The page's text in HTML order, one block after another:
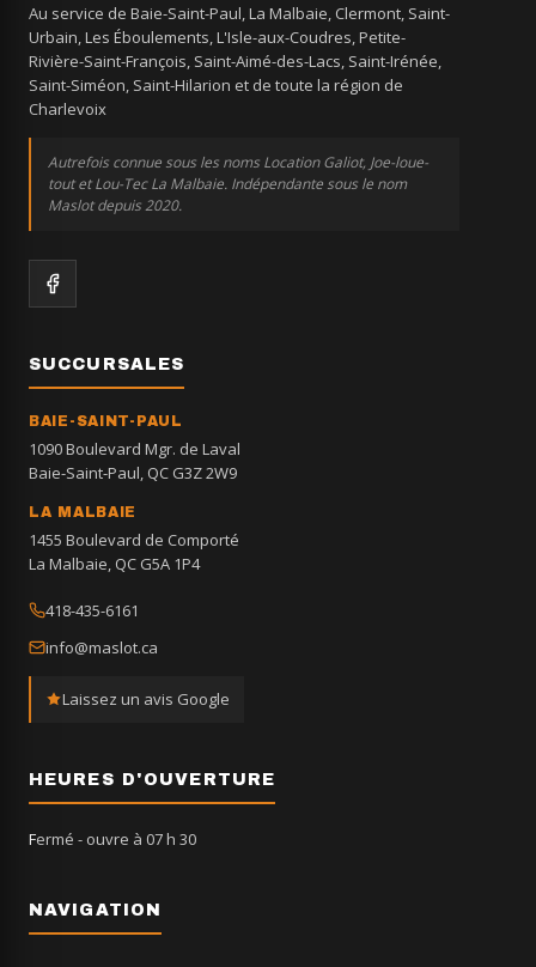
Au service de Baie-Saint-Paul, La Malbaie, Clermont, Saint-
Urbain, Les Éboulements, L'Isle-aux-Coudres, Petite-
Rivière-Saint-François, Saint-Aimé-des-Lacs, Saint-Irénée,
Saint-Siméon, Saint-Hilarion et de toute la région de
Charlevoix
Autrefois connue sous les noms Location Galiot, Joe-loue-
tout et Lou-Tec La Malbaie. Indépendante sous le nom
Maslot depuis 2020.
SUCCURSALES
BAIE-SAINT-PAUL
1090 Boulevard Mgr. de Laval
Baie-Saint-Paul, QC G3Z 2W9
LA MALBAIE
1455 Boulevard de Comporté
La Malbaie, QC G5A 1P4
418-435-6161
info@maslot.ca
Laissez un avis Google
HEURES D'OUVERTURE
Fermé - ouvre à 07 h 30
NAVIGATION